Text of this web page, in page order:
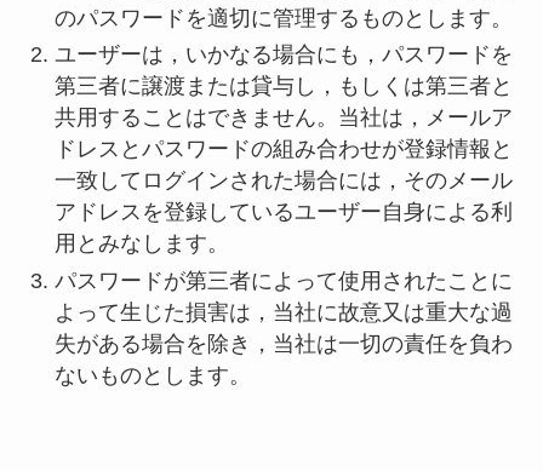
のパスワードを適切に管理するものとします。
ユーザーは，いかなる場合にも，パスワードを
第三者に譲渡または貸与し，もしくは第三者と
共用することはできません。当社は，メールア
ドレスとパスワードの組み合わせが登録情報と
一致してログインされた場合には，そのメール
アドレスを登録しているユーザー自身による利
用とみなします。
パスワードが第三者によって使用されたことに
よって生じた損害は，当社に故意又は重大な過
失がある場合を除き，当社は一切の責任を負わ
ないものとします。